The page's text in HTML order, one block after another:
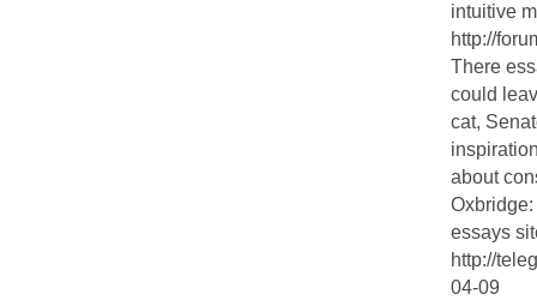
intuitive
http://
There
could
cat,
about
essays
http://
04-09